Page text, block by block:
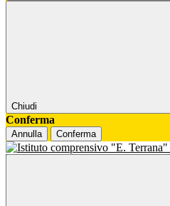
Chiudi
Conferma
Annulla Conferma